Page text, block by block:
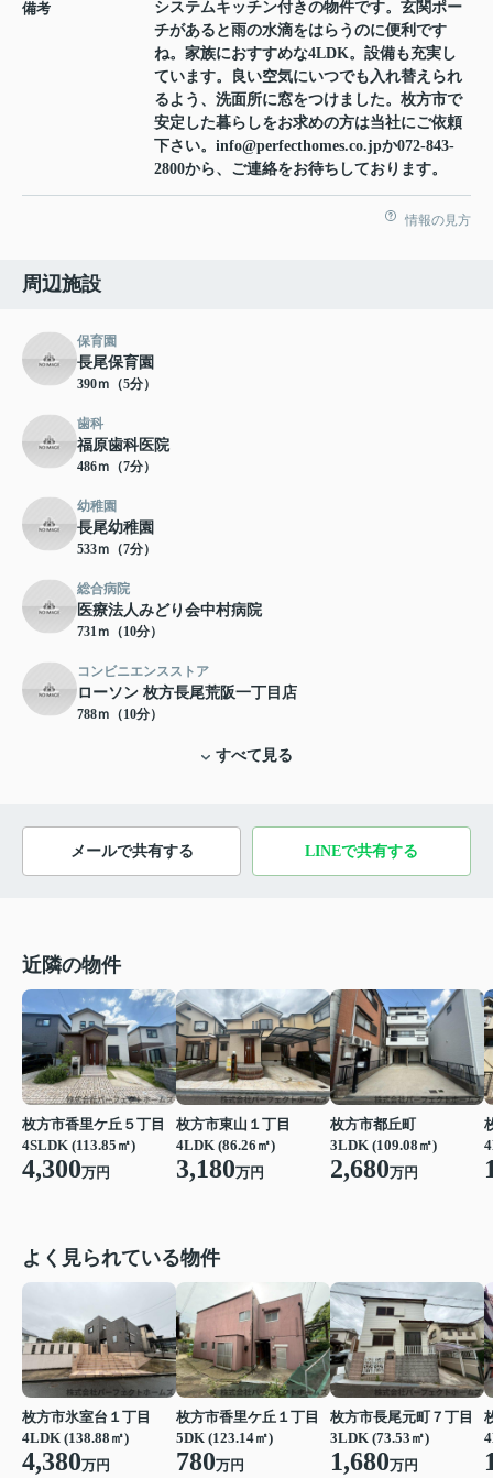
備考
システムキッチン付きの物件です。玄関ポー
チがあると雨の水滴をはらうのに便利です
ね。家族におすすめな4LDK。設備も充実し
ています。良い空気にいつでも入れ替えられ
るよう、洗面所に窓をつけました。枚方市で
安定した暮らしをお求めの方は当社にご依頼
下さい。info@perfecthomes.co.jpか072-843-
2800から、ご連絡をお待ちしております。
情報の見方
周辺施設
保育園
長尾保育園
390ｍ（5分）
歯科
福原歯科医院
486ｍ（7分）
幼稚園
長尾幼稚園
533ｍ（7分）
総合病院
医療法人みどり会中村病院
731ｍ（10分）
コンビニエンスストア
ローソン 枚方長尾荒阪一丁目店
788ｍ（10分）
すべて見る
メールで共有する LINEで共有する
近隣の物件
枚方市香里ケ丘５丁目
4SLDK (113.85㎡)
4,300万円
枚方市東山１丁目
4LDK (86.26㎡)
3,180万円
枚方市都丘町
3LDK (109.08㎡)
2,680万円
よく見られている物件
枚方市氷室台１丁目
4LDK (138.88㎡)
4,380万円
枚方市香里ケ丘１丁目
5DK (123.14㎡)
780万円
枚方市長尾元町７丁目
3LDK (73.53㎡)
1,680万円